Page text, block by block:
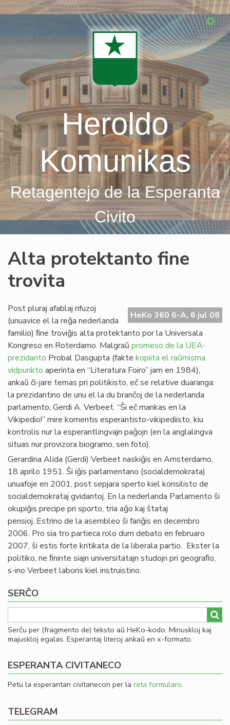
Skip
Heroldo
Komunikas
Retagentejo de la Esperanta
Civito
Alta protektanto fine
trovita
HeKo 360 6-A, 6 jul 08
Post pluraj afablaj rifuzoj
(unuavice el la reĝa nederlanda
familio) ﬁne troviĝis alta protektanto por la Universala
Kongreso en Roterdamo. Malgraŭ promeso de la UEA-
prezidanto Probal Dasgupta (fakte kopiita el raŭmisma
vidpunkto aperinta en “Literatura Foiro” jam en 1984),
ankaŭ ĉi-jare temas pri politikisto, eĉ se relative duaranga:
la prezidantino de unu el la du branĉoj de la nederlanda
parlamento, Gerdi A. Verbeet. “Ŝi eĉ mankas en la
Vikipedio!” mire komentis esperantisto-vikipediisto, kiu
kontrolis nur la esperantlingvajn paĝojn (en la anglalingva
situas nur provizora biogramo, sen foto).
Gerardina Alida (Gerdi) Verbeet naskiĝis en Amsterdamo,
18 aprilo 1951. Ŝi iĝis parlamentano (socialdemokrata)
unuafoje en 2001, post sepjara sperto kiel konsilisto de
socialdemokrataj gvidantoj. En la nederlanda Parlamento ŝi
okupiĝis precipe pri sporto, tria aĝo kaj ŝtataj
pensioj. Estrino de la asembleo ŝi fariĝis en decembro
2006. Pro sia tro partieca rolo dum debato en februaro
2007, ŝi estis forte kritikata de la liberala partio. Ekster la
politiko, ne ﬁninte siajn universitatajn studojn pri geograﬁo,
s-ino Verbeet laboris kiel instruistino.
SERĈO
Serĉu per (fragmento de) teksto aŭ HeKo-kodo. Minuskloj kaj
majuskloj egalas. Esperantaj literoj ankaŭ en x-formato.
ESPERANTA CIVITANECO
Petu la esperantan civitanecon per la reta formularo.
TELEGRAM